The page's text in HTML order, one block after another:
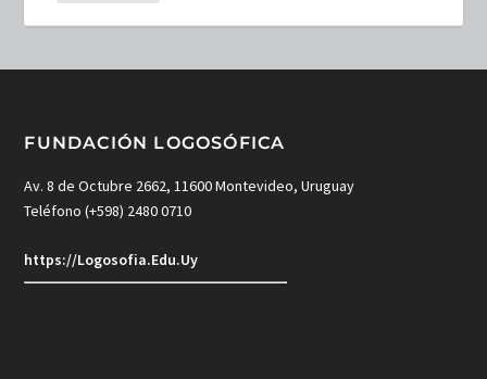
FUNDACIÓN LOGOSÓFICA
Av. 8 de Octubre 2662, 11600 Montevideo, Uruguay
Teléfono (+598) 2480 0710
https://Logosofia.Edu.Uy